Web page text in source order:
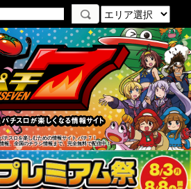
チスロを楽しむための情報サイト パチ７！
報、全国のチラシ情報まで、完全無料で配信中！